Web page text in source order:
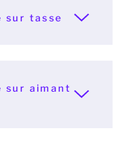
sur tasse
sur aimant